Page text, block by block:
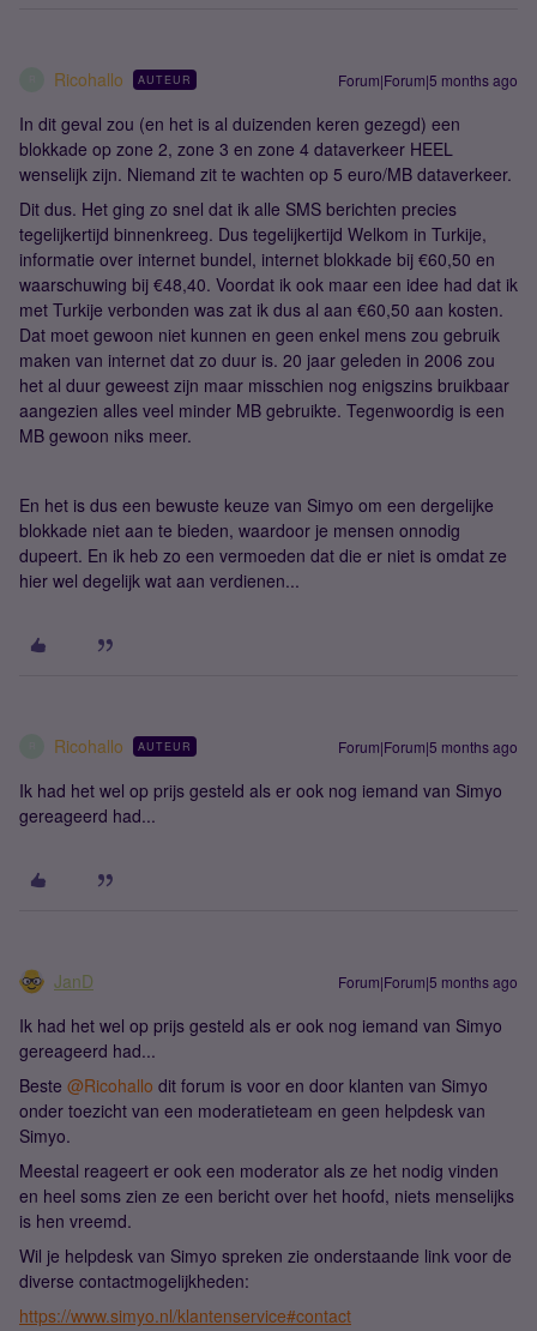
Ricohallo AUTEUR Forum|Forum|5 months ago
In dit geval zou (en het is al duizenden keren gezegd) een
blokkade op zone 2, zone 3 en zone 4 dataverkeer HEEL
wenselijk zijn. Niemand zit te wachten op 5 euro/MB dataverkeer.
Dit dus. Het ging zo snel dat ik alle SMS berichten precies
tegelijkertijd binnenkreeg. Dus tegelijkertijd Welkom in Turkije,
informatie over internet bundel, internet blokkade bij €60,50 en
waarschuwing bij €48,40. Voordat ik ook maar een idee had dat ik
met Turkije verbonden was zat ik dus al aan €60,50 aan kosten.
Dat moet gewoon niet kunnen en geen enkel mens zou gebruik
maken van internet dat zo duur is. 20 jaar geleden in 2006 zou
het al duur geweest zijn maar misschien nog enigszins bruikbaar
aangezien alles veel minder MB gebruikte. Tegenwoordig is een
MB gewoon niks meer.
En het is dus een bewuste keuze van Simyo om een dergelijke
blokkade niet aan te bieden, waardoor je mensen onnodig
dupeert. En ik heb zo een vermoeden dat die er niet is omdat ze
hier wel degelijk wat aan verdienen...
Ricohallo AUTEUR Forum|Forum|5 months ago
Ik had het wel op prijs gesteld als er ook nog iemand van Simyo
gereageerd had...
JanD Forum|Forum|5 months ago
Ik had het wel op prijs gesteld als er ook nog iemand van Simyo
gereageerd had...
Beste ​ @Ricohallo dit forum is voor en door klanten van Simyo
onder toezicht van een moderatieteam en geen helpdesk van
Simyo.
Meestal reageert er ook een moderator als ze het nodig vinden
en heel soms zien ze een bericht over het hoofd, niets menselijks
is hen vreemd.
Wil je helpdesk van Simyo spreken zie onderstaande link voor de
diverse contactmogelijkheden:
https://www.simyo.nl/klantenservice#contact